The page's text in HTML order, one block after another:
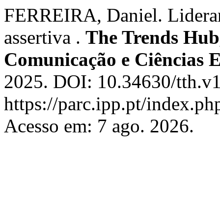
FERREIRA, Daniel.
assertiva . The Trends
Comunicação e Ciências
2025. DOI: 10.34630/
https://parc.ipp.pt/
Acesso em: 7 ago. 2026.